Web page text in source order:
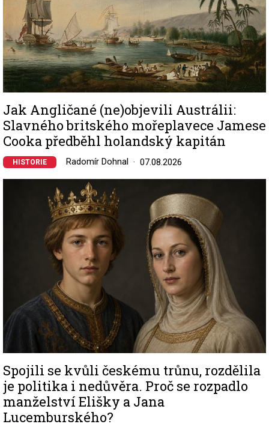
Jak Angličané (ne)objevili Austrálii:
Slavného britského mořeplavece Jamese
Cooka předběhl holandský kapitán
HISTORIE Radomír Dohnal 07.08.2026
Spojili se kvůli českému trůnu, rozdělila
je politika i nedůvěra. Proč se rozpadlo
manželství Elišky a Jana
Lucemburského?